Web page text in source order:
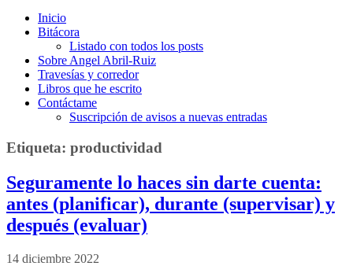
Inicio
Bitácora
Listado con todos los posts
Sobre Angel Abril-Ruiz
Travesías y corredor
Libros que he escrito
Contáctame
Suscripción de avisos a nuevas entradas
Etiqueta: productividad
Seguramente lo haces sin darte cuenta:
antes (planificar), durante (supervisar) y
después (evaluar)
14 diciembre 2022